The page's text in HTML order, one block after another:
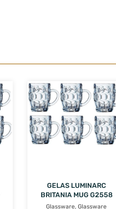
GELAS LUMINARC
BRITANIA MUG G2558
Glassware, Glassware